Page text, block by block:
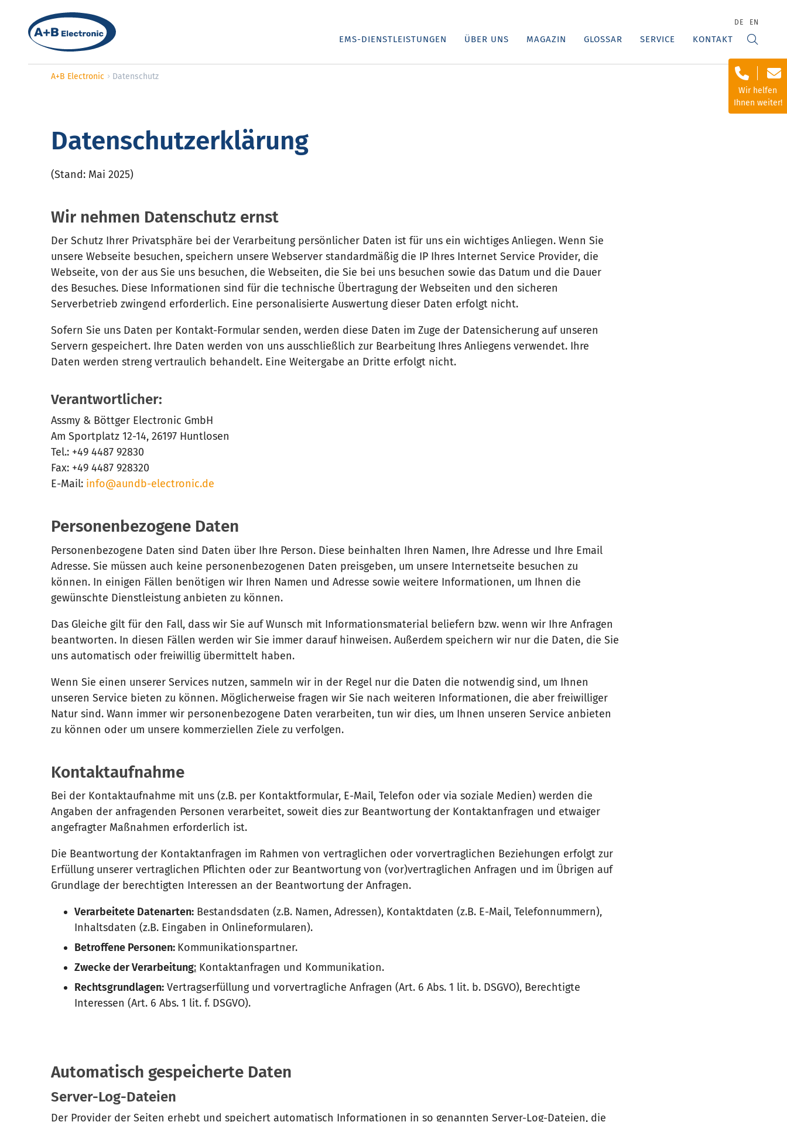
DE EN
EMS-DIENSTLEISTUNGEN ÜBER UNS MAGAZIN GLOSSAR SERVICE KONTAKT
A+B Electronic Datenschutz
Datenschutzerklärung
(Stand: Mai 2025)
Wir nehmen Datenschutz ernst
Der Schutz Ihrer Privatsphäre bei der Verarbeitung persönlicher Daten ist für uns ein wichtiges Anliegen. Wenn Sie
unsere Webseite besuchen, speichern unsere Webserver standardmäßig die IP Ihres Internet Service Provider, die
Webseite, von der aus Sie uns besuchen, die Webseiten, die Sie bei uns besuchen sowie das Datum und die Dauer
des Besuches. Diese Informationen sind für die technische Übertragung der Webseiten und den sicheren
Serverbetrieb zwingend erforderlich. Eine personalisierte Auswertung dieser Daten erfolgt nicht.
Sofern Sie uns Daten per Kontakt-Formular senden, werden diese Daten im Zuge der Datensicherung auf unseren
Servern gespeichert. Ihre Daten werden von uns ausschließlich zur Bearbeitung Ihres Anliegens verwendet. Ihre
Daten werden streng vertraulich behandelt. Eine Weitergabe an Dritte erfolgt nicht.
Verantwortlicher:
Assmy & Böttger Electronic GmbH
Am Sportplatz 12-14, 26197 Huntlosen
Tel.: +49 4487 92830
Fax: +49 4487 928320
E-Mail: info@aundb-electronic.de
Personenbezogene Daten
Personenbezogene Daten sind Daten über Ihre Person. Diese beinhalten Ihren Namen, Ihre Adresse und Ihre Email
Adresse. Sie müssen auch keine personenbezogenen Daten preisgeben, um unsere Internetseite besuchen zu
können. In einigen Fällen benötigen wir Ihren Namen und Adresse sowie weitere Informationen, um Ihnen die
gewünschte Dienstleistung anbieten zu können.
Das Gleiche gilt für den Fall, dass wir Sie auf Wunsch mit Informationsmaterial beliefern bzw. wenn wir Ihre Anfragen
beantworten. In diesen Fällen werden wir Sie immer darauf hinweisen. Außerdem speichern wir nur die Daten, die Sie
uns automatisch oder freiwillig übermittelt haben.
Wenn Sie einen unserer Services nutzen, sammeln wir in der Regel nur die Daten die notwendig sind, um Ihnen
unseren Service bieten zu können. Möglicherweise fragen wir Sie nach weiteren Informationen, die aber freiwilliger
Natur sind. Wann immer wir personenbezogene Daten verarbeiten, tun wir dies, um Ihnen unseren Service anbieten
zu können oder um unsere kommerziellen Ziele zu verfolgen.
Kontaktaufnahme
Bei der Kontaktaufnahme mit uns (z.B. per Kontaktformular, E-Mail, Telefon oder via soziale Medien) werden die
Angaben der anfragenden Personen verarbeitet, soweit dies zur Beantwortung der Kontaktanfragen und etwaiger
angefragter Maßnahmen erforderlich ist.
Die Beantwortung der Kontaktanfragen im Rahmen von vertraglichen oder vorvertraglichen Beziehungen erfolgt zur
Erfüllung unserer vertraglichen Pflichten oder zur Beantwortung von (vor)vertraglichen Anfragen und im Übrigen auf
Grundlage der berechtigten Interessen an der Beantwortung der Anfragen.
Verarbeitete Datenarten: Bestandsdaten (z.B. Namen, Adressen), Kontaktdaten (z.B. E-Mail, Telefonnummern),
Inhaltsdaten (z.B. Eingaben in Onlineformularen).
Betroffene Personen: Kommunikationspartner.
Zwecke der Verarbeitung: Kontaktanfragen und Kommunikation.
Rechtsgrundlagen: Vertragserfüllung und vorvertragliche Anfragen (Art. 6 Abs. 1 lit. b. DSGVO), Berechtigte
Interessen (Art. 6 Abs. 1 lit. f. DSGVO).
Automatisch gespeicherte Daten
Server-Log-Dateien
Der Provider der Seiten erhebt und speichert automatisch Informationen in so genannten Server-Log-Dateien, die
Wir helfen
Ihnen weiter!